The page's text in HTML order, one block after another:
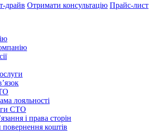
драйв Отримати консультацію Прайс-лист
лояльності
СТО
і права сторін
коштів